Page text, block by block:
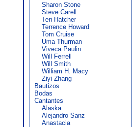
Sharon Stone
Steve Carell
Teri Hatcher
Terrence Howard
Tom Cruise
Uma Thurman
Viveca Paulin
Will Ferrell
Will Smith
William H. Macy
Ziyi Zhang
Bautizos
Bodas
Cantantes
Alaska
Alejandro Sanz
Anastacia